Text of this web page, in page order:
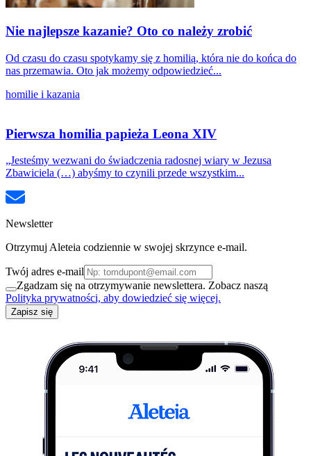
Nie najlepsze kazanie? Oto co należy zrobić
Od czasu do czasu spotykamy się z homilią, która nie do końca do
nas przemawia. Oto jak możemy odpowiedzieć...
homilie i kazania
Pierwsza homilia papieża Leona XIV
„Jesteśmy wezwani do świadczenia radosnej wiary w Jezusa
Zbawiciela (…) abyśmy to czynili przede wszystkim...
Newsletter
Otrzymuj Aleteia codziennie w swojej skrzynce e-mail.
Twój adres e-mail
Zgadzam się na otrzymywanie newslettera. Zobacz naszą
Polityka prywatności, aby dowiedzieć się więcej.
Zapisz się